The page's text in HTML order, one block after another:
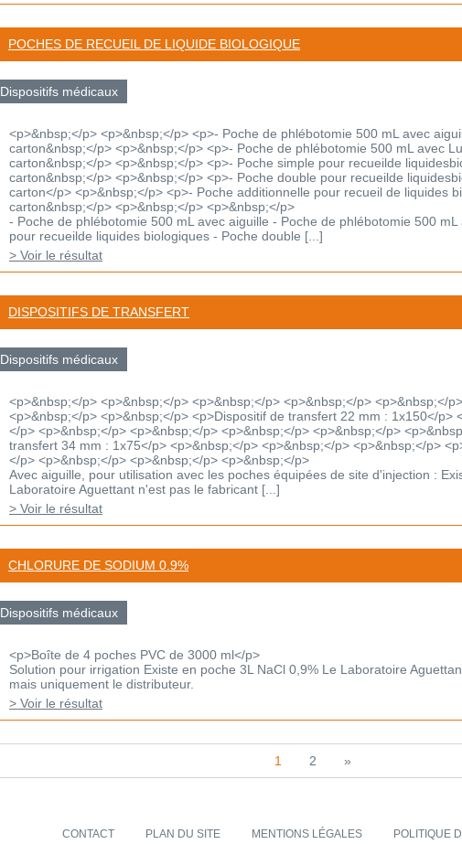
POCHES DE RECUEIL DE LIQUIDE BIOLOGIQUE
Dispositifs médicaux
<p>&nbsp;</p> <p>&nbsp;</p> <p>- Poche de phlébotomie 500 mL avec
carton&nbsp;</p> <p>&nbsp;</p> <p>- Poche de phlébotomie 500 mL avec
carton&nbsp;</p> <p>&nbsp;</p> <p>- Poche simple pour recueilde
carton&nbsp;</p> <p>&nbsp;</p> <p>- Poche double pour recueilde
carton</p> <p>&nbsp;</p> <p>- Poche additionnelle pour recueil de liquides
carton&nbsp;</p> <p>&nbsp;</p> <p>&nbsp;</p>
- Poche de phlébotomie 500 mL avec aiguille - Poche de phlébotomie 500
pour recueilde liquides biologiques - Poche double [...]
> Voir le résultat
DISPOSITIFS DE TRANSFERT
Dispositifs médicaux
<p>&nbsp;</p> <p>&nbsp;</p> <p>&nbsp;</p> <p>&nbsp;</p> <p>&nbsp;</
<p>&nbsp;</p> <p>&nbsp;</p> <p>Dispositif de transfert 22 mm : 1x150</p>
</p> <p>&nbsp;</p> <p>&nbsp;</p> <p>&nbsp;</p> <p>&nbsp;</p>
transfert 34 mm : 1x75</p> <p>&nbsp;</p> <p>&nbsp;</p> <p>&nbsp;</p>
</p> <p>&nbsp;</p> <p>&nbsp;</p> <p>&nbsp;</p>
Avec aiguille, pour utilisation avec les poches équipées de site d'injection :
Laboratoire Aguettant n'est pas le fabricant [...]
> Voir le résultat
CHLORURE DE SODIUM 0.9%
Dispositifs médicaux
<p>Boîte de 4 poches PVC de 3000 ml</p>
Solution pour irrigation Existe en poche 3L NaCl 0,9% Le Laboratoire
mais uniquement le distributeur.
> Voir le résultat
1 2 »
CONTACT PLAN DU SITE MENTIONS LÉGALES
POLITIQUE